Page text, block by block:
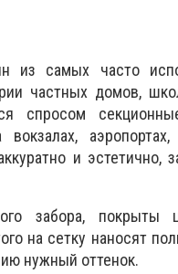
из самых часто
частных домов,
спросом
аэропортах,
и эстетично,
забора, покрыты
на сетку наносят
нужный оттенок.